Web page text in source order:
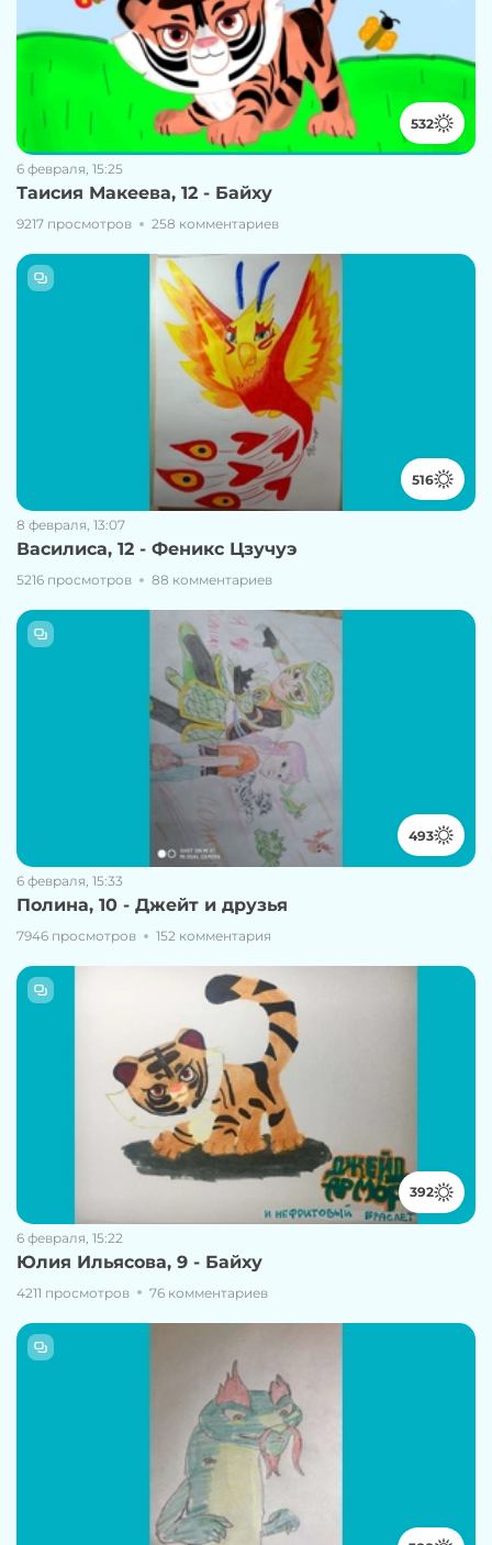
532
6 февраля, 15:25
Таисия Макеева, 12 - Байху
9217 просмотров 258 комментариев
516
8 февраля, 13:07
Василиса, 12 - Феникс Цзучуэ
5216 просмотров 88 комментариев
493
6 февраля, 15:33
Полина, 10 - Джейт и друзья
7946 просмотров 152 комментария
392
6 февраля, 15:22
Юлия Ильясова, 9 - Байху
4211 просмотров 76 комментариев